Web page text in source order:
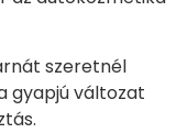
szeretnél
gyapjú változat